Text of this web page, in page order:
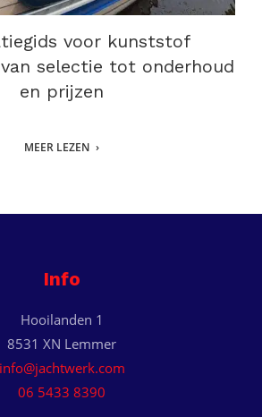
voor kunststof
selectie tot onderhoud
en prijzen
MEER LEZEN
Info
Hooilanden 1
8531 XN Lemmer
info@jachtwerk.com
06 5433 8390